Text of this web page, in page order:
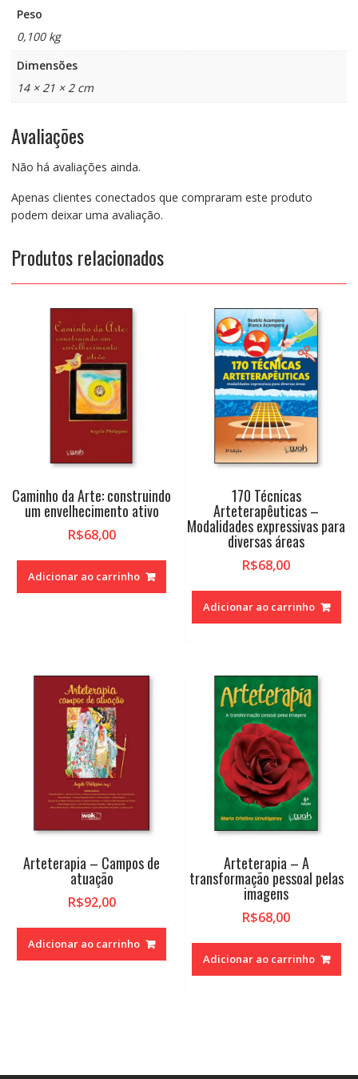
Peso
0,100 kg
Dimensões
14 × 21 × 2 cm
Avaliações
Não há avaliações ainda.
Apenas clientes conectados que compraram este produto
podem deixar uma avaliação.
Produtos relacionados
Caminho da Arte: construindo
um envelhecimento ativo
R$68,00
Adicionar ao carrinho
170 Técnicas
Arteterapêuticas –
Modalidades expressivas para
diversas áreas
R$68,00
Adicionar ao carrinho
Arteterapia – Campos de
atuação
R$92,00
Adicionar ao carrinho
Arteterapia – A
transformação pessoal pelas
imagens
R$68,00
Adicionar ao carrinho